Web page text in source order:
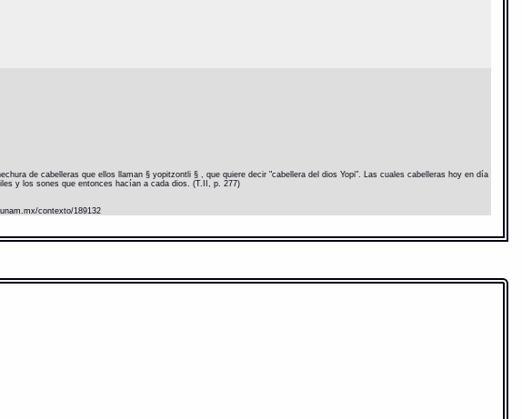
de cabelleras que ellos llaman § yopitzontli § , que quiere decir "cabellera del dios Yopi". Las cuales cabelleras hoy en día
y los sones que entonces hacían a cada dios. (T.II, p. 277)
contexto/189132